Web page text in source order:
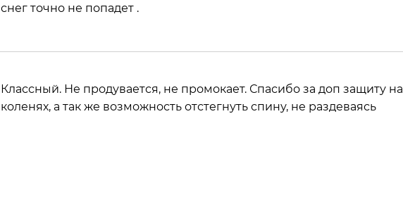
снег точно не попадет .
Классный. Не продувается, не промокает. Спасибо за доп защиту на
коленях, а так же возможность отстегнуть спину, не раздеваясь